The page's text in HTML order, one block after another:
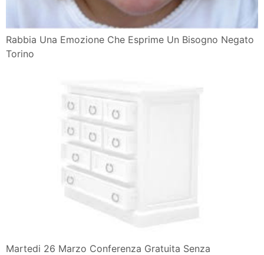
Rabbia Una Emozione Che Esprime Un Bisogno Negato
Torino
Martedi 26 Marzo Conferenza Gratuita Senza